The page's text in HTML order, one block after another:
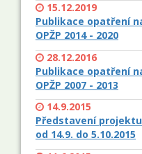
15.12.2019
Publikace opatření
OPŽP 2014 - 2020
28.12.2016
Publikace opatření
OPŽP 2007 - 2013
14.9.2015
Představení
od 14.9. do 5.10.2015